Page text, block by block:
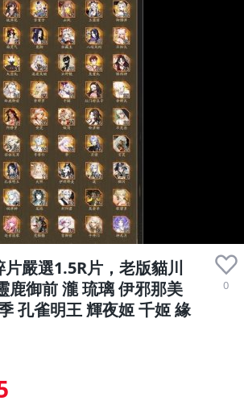
嚴選1.5R片，老版貓川
鹿御前 瀧 琉璃 伊邪那美
孔雀明王 輝夜姬 千姬 緣
0